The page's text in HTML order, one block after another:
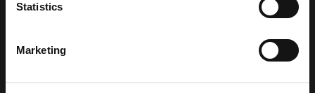
Statistics
Marketing
Una comunità di appassionati della cultura tibetana che hanno
Una regione affascinante, densa di spiritualità che con i suoi